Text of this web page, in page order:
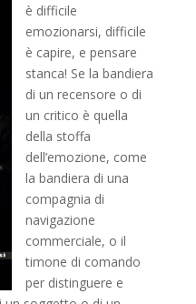
è difficile
emozionarsi, difficile
è capire, e pensare
stanca! Se la bandiera
di un recensore o di
un critico è quella
della stoffa
dell’emozione, come
la bandiera di una
compagnia di
navigazione
commerciale, o il
timone di comando
per distinguere e